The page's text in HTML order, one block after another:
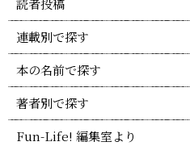
読者投稿
連載別で探す
本の名前で探す
著者別で探す
Fun-Life! 編集室より